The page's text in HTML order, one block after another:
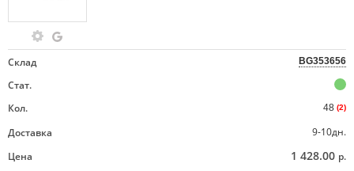
Склад BG353656
Стат.
Кол.
48 (2)
Доставка
9-10дн.
Цена
1 428.00 р.